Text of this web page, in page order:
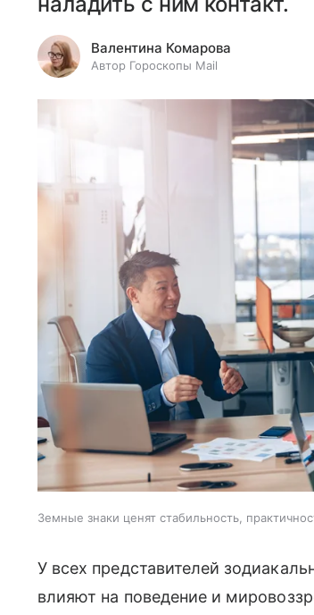
Валентина Комарова
Автор Гороскопы Mail
Земные знаки ценят стабильность,
У всех представителей
влияют на поведение и